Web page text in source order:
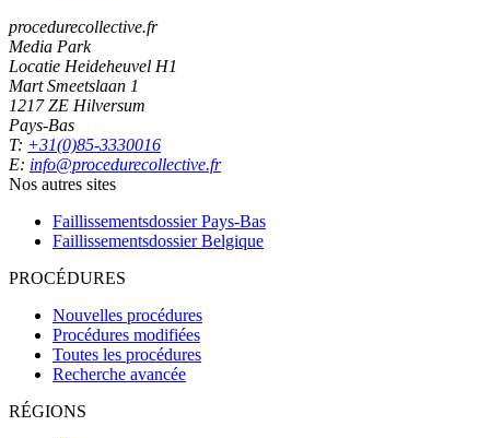
procedurecollective.fr
Media Park
Locatie Heideheuvel H1
Mart Smeetslaan 1
1217 ZE Hilversum
Pays-Bas
T: +31(0)85-3330016
E: info@procedurecollective.fr
Nos autres sites
Faillissementsdossier Pays-Bas
Faillissementsdossier Belgique
PROCÉDURES
Nouvelles procédures
Procédures modifiées
Toutes les procédures
Recherche avancée
RÉGIONS